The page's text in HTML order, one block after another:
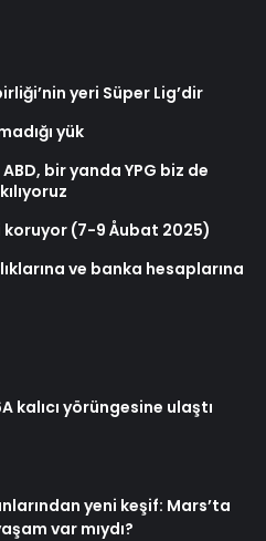
yeri Süper Lig’dir
yük
bir yanda YPG biz de
(7-9 Åubat 2025)
ve banka hesaplarına
kalıcı yörüngesine ulaştı
yeni keşif: Mars’ta
var mıydı?